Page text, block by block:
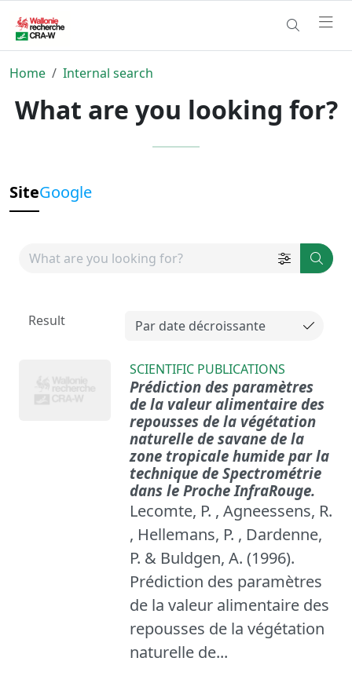
Home Internal search
What are you looking for?
SiteGoogle
Result
SCIENTIFIC PUBLICATIONS
Prédiction des paramètres
de la valeur alimentaire des
repousses de la végétation
naturelle de savane de la
zone tropicale humide par la
technique de Spectrométrie
dans le Proche InfraRouge.
Lecomte, P. , Agneessens, R.
, Hellemans, P. , Dardenne,
P. & Buldgen, A. (1996).
Prédiction des paramètres
de la valeur alimentaire des
repousses de la végétation
naturelle de...